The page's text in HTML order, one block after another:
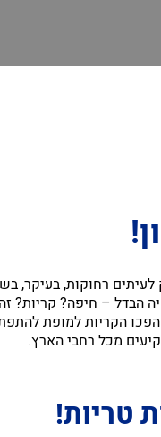
לעיתים רחוקות,
הבדל – חיפה?
הקריות למופת
מכל רחבי הארץ.
טריות!